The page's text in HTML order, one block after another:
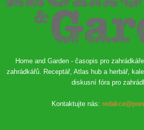
Home and Garden - časopis pro
zahrádkářů. Receptář, Atlas hub a herbář,
diskusní fóra pro
Kontaktujte nás: